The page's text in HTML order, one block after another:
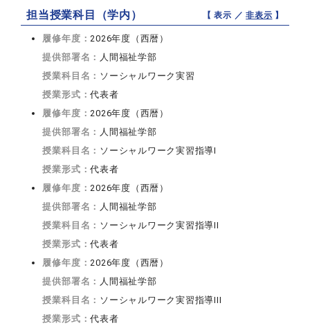
担当授業科目（学内） 【 表示 ／非表示 】
履修年度：2026年度（西暦）
提供部署名： 人間福祉学部
授業科目名： ソーシャルワーク実習
授業形式：代表者
履修年度：2026年度（西暦）
提供部署名： 人間福祉学部
授業科目名： ソーシャルワーク実習指導I
授業形式：代表者
履修年度：2026年度（西暦）
提供部署名： 人間福祉学部
授業科目名： ソーシャルワーク実習指導II
授業形式：代表者
履修年度：2026年度（西暦）
提供部署名： 人間福祉学部
授業科目名： ソーシャルワーク実習指導III
授業形式：代表者